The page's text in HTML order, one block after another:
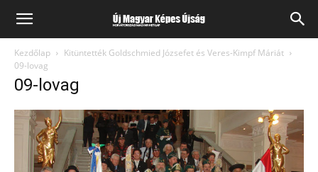
Kezdőlap
Kitüntették Goldschmied Józsefet és Veres-Kimpf Máriát
09-lovag
09-lovag